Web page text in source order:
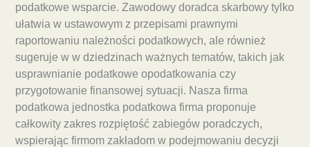
podatkowe wsparcie. Zawodowy doradca skarbowy tylko
ułatwia w ustawowym z przepisami prawnymi
raportowaniu należności podatkowych, ale również
sugeruje w w dziedzinach ważnych tematów, takich jak
usprawnianie podatkowe opodatkowania czy
przygotowanie finansowej sytuacji. Nasza firma
podatkowa jednostka podatkowa firma proponuje
całkowity zakres rozpiętość zabiegów poradczych,
wspierając firmom zakładom w podejmowaniu decyzji